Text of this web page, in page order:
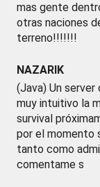
mas gente
otras naciones
terreno!!!!!!!
NAZARIK
(Java) Un
muy intuitivo la
survival
por el momento
tanto como
comentame s